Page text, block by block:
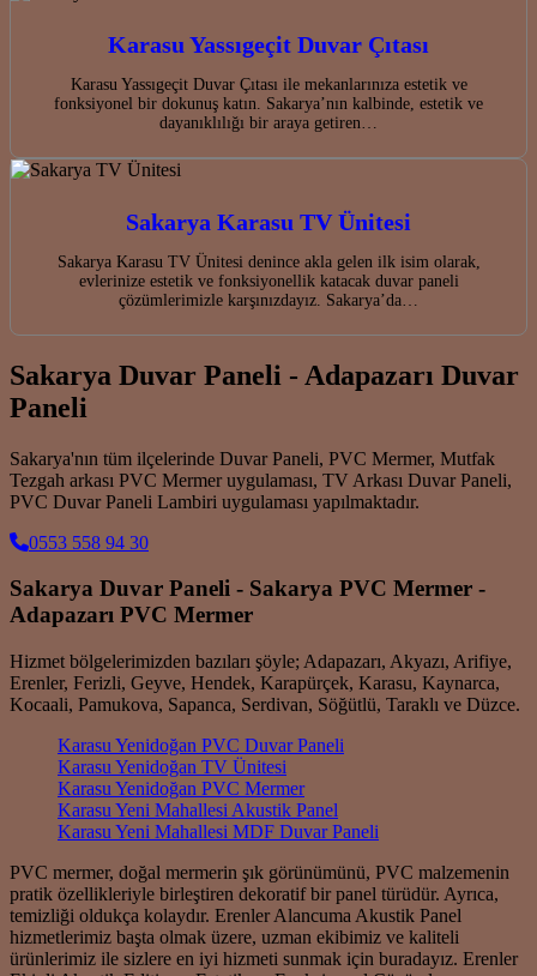
Karasu Yassıgeçit Duvar Çıtası
Karasu Yassıgeçit Duvar Çıtası ile mekanlarınıza estetik ve
fonksiyonel bir dokunuş katın. Sakarya’nın kalbinde, estetik ve
dayanıklılığı bir araya getiren…
Sakarya Karasu TV Ünitesi
Sakarya Karasu TV Ünitesi denince akla gelen ilk isim olarak,
evlerinize estetik ve fonksiyonellik katacak duvar paneli
çözümlerimizle karşınızdayız. Sakarya’da…
Sakarya Duvar Paneli - Adapazarı Duvar
Paneli
Sakarya'nın tüm ilçelerinde Duvar Paneli, PVC Mermer, Mutfak
Tezgah arkası PVC Mermer uygulaması, TV Arkası Duvar Paneli,
PVC Duvar Paneli Lambiri uygulaması yapılmaktadır.
0553 558 94 30
Sakarya Duvar Paneli - Sakarya PVC Mermer -
Adapazarı PVC Mermer
Hizmet bölgelerimizden bazıları şöyle; Adapazarı, Akyazı, Arifiye,
Erenler, Ferizli, Geyve, Hendek, Karapürçek, Karasu, Kaynarca,
Kocaali, Pamukova, Sapanca, Serdivan, Söğütlü, Taraklı ve Düzce.
Karasu Yenidoğan PVC Duvar Paneli
Karasu Yenidoğan TV Ünitesi
Karasu Yenidoğan PVC Mermer
Karasu Yeni Mahallesi Akustik Panel
Karasu Yeni Mahallesi MDF Duvar Paneli
PVC mermer, doğal mermerin şık görünümünü, PVC malzemenin
pratik özellikleriyle birleştiren dekoratif bir panel türüdür. Ayrıca,
temizliği oldukça kolaydır. Erenler Alancuma Akustik Panel
hizmetlerimiz başta olmak üzere, uzman ekibimiz ve kaliteli
ürünlerimiz ile sizlere en iyi hizmeti sunmak için buradayız. Erenler